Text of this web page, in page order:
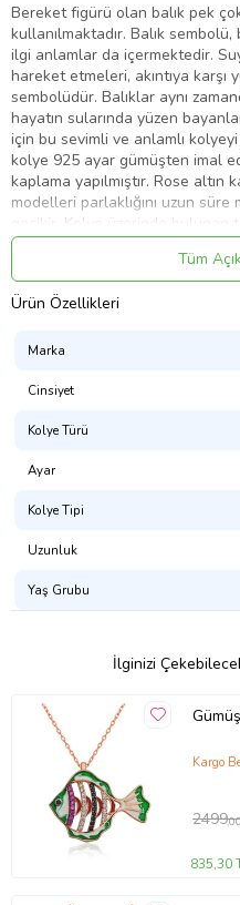
Bereket figürü olan balık pek
kullanılmaktadır. Balık
ilgi anlamlar da içermektedir.
hareket etmeleri, akıntıya karşı
sembolüdür. Balıklar aynı
hayatın sularında yüzen
için bu sevimli ve anlamlı
kolye 925 ayar gümüşten imal
kaplama yapılmıştır. Rose
modelleri parlaklığını uzun
gecikir. Kolye üzerinde bulunan
boyu ortalama 45 cm'dir. Tüm
olduğu gibi gümüş balık bayan
Gümüş ve değerli taşlar
sapma olabilmektedir.
Ort. Ağırlık: 2.50 gr.
Tüm
Ürün Özellikleri
Marka
Cinsiyet
Kolye Türü
Ayar
Kolye Tipi
Uzunluk
Yaş Grubu
İlginizi
Kargo
2499
835,30